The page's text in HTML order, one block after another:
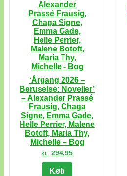
‘Årgang 2026 –
Beruselse: Noveller’
– Alexander Prassé
Frausig, Chaga
Signe, Emma Gade,
Helle Perrier, Malene
Botoft, Maria Thy,
Michelle – Bog
kr. 294,95
Køb